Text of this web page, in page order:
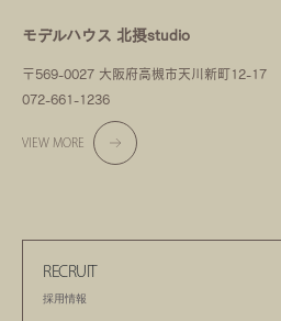
モデルハウス 北摂studio
〒569-0027 大阪府高槻市天川新町12-17
072-661-1236
VIEW MORE
RECRUIT
採用情報